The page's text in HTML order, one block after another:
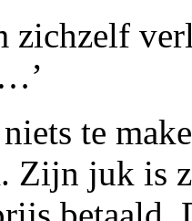
zichzelf
te
Zijn juk is